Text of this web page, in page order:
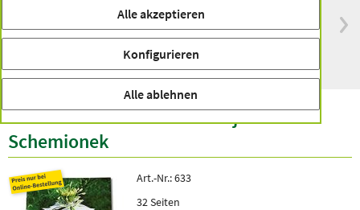
versandkostenfrei
innerhalb Deutschlands
Spitzenqualität seit
Schwarzkümmel von Dr. Anja
Schemionek
Art.-Nr.:633
32 Seiten
Alle akzeptieren
Konfigurieren
Alle ablehnen